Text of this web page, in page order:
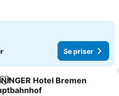
Se priser
Føj til favoritter
Hotel Bremen